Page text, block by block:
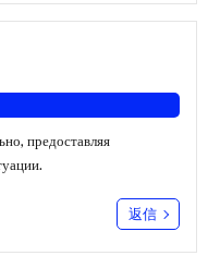
предоставляя
返信